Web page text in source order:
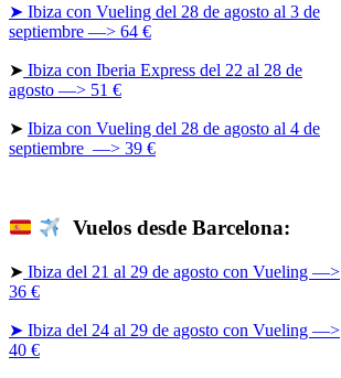
➤ Ibiza con Vueling del 28 de agosto al 3 de
septiembre —> 64 €
➤ Ibiza con Iberia Express del 22 al 28 de
agosto —> 51 €
➤ Ibiza con Vueling del 28 de agosto al 4 de
septiembre —> 39 €
Vuelos desde Barcelona:
➤ Ibiza del 21 al 29 de agosto con Vueling —>
36 €
➤ Ibiza del 24 al 29 de agosto con Vueling —>
40 €